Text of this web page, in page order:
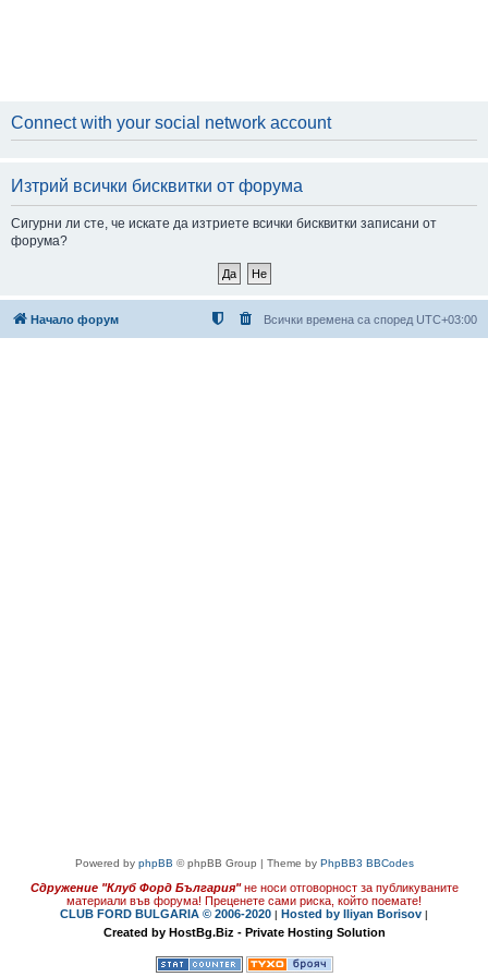
Connect with your social network account
Изтрий всички бисквитки от форума
Сигурни ли сте, че искате да изтриете всички бисквитки записани от
форума?
Начало форум Всички времена са според UTC+03:00
Powered by phpBB © phpBB Group | Theme by PhpBB3 BBCodes
Сдружение "Клуб Форд България" не носи отговорност за публикуваните
материали във форума! Преценете сами риска, който поемате!
CLUB FORD BULGARIA © 2006-2020 | Hosted by Iliyan Borisov |
Created by HostBg.Biz - Private Hosting Solution